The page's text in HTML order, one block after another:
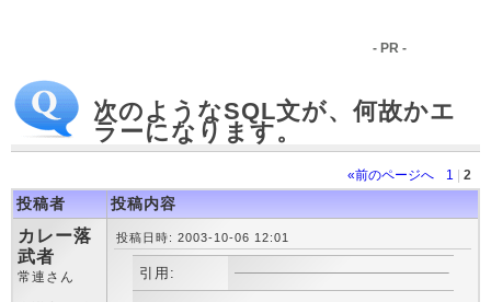
- PR -
次のようなSQL文が、何故かエ
ラーになります。
«前のページへ 1 2
投稿者 投稿内容
カレー落
武者
常連さん
投稿日時: 2003-10-06 12:01
引用: